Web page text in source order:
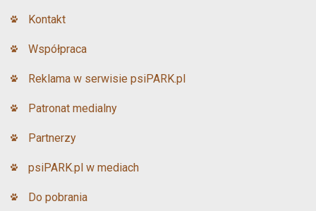
Kontakt
Współpraca
Reklama w serwisie psiPARK.pl
Patronat medialny
Partnerzy
psiPARK.pl w mediach
Do pobrania